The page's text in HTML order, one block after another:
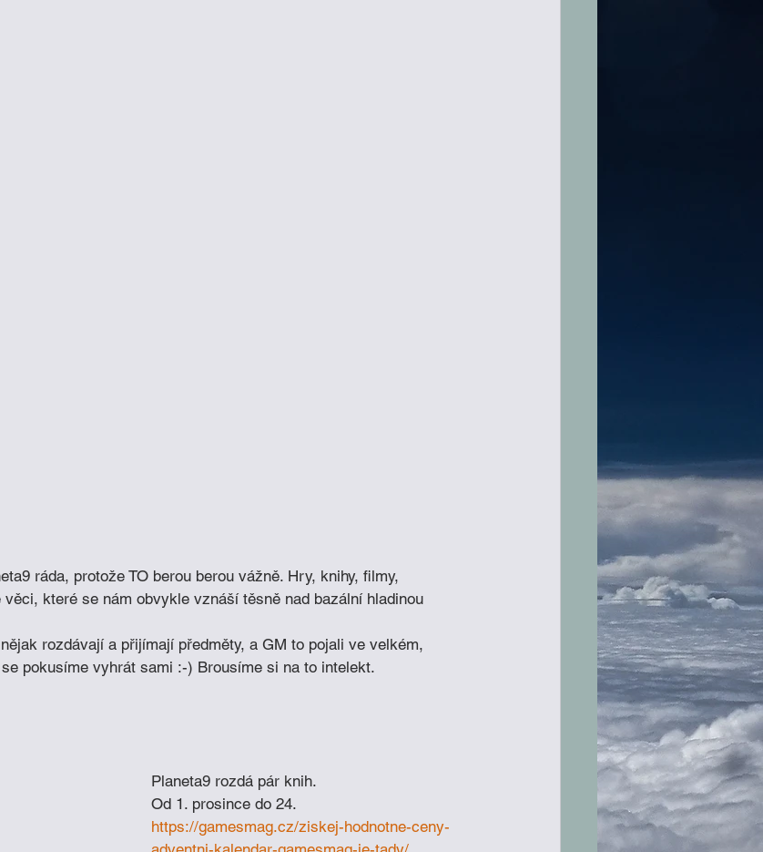
ráda, protože TO berou berou vážně. Hry, knihy, filmy,
které se nám obvykle vznáší těsně nad bazální hladinou
rozdávají a přijímají předměty, a GM to pojali ve velkém,
pokusíme vyhrát sami :-) Brousíme si na to intelekt.
Planeta9 rozdá pár knih.
Od 1. prosince do 24.
https://gamesmag.cz/ziskej-hodnotne-ceny-